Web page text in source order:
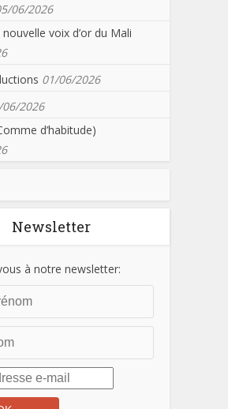
06/2026
voix d’or du Mali
01/06/2026
2026
d’habitude)
Newsletter
à notre newsletter: